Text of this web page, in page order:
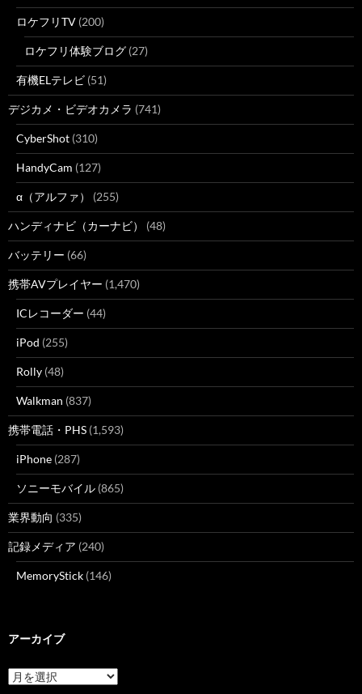
ロケフリTV (200)
ロケフリ体験ブログ (27)
有機ELテレビ (51)
デジカメ・ビデオカメラ (741)
CyberShot (310)
HandyCam (127)
α（アルファ） (255)
ハンディナビ（カーナビ） (48)
バッテリー (66)
携帯AVプレイヤー (1,470)
ICレコーダー (44)
iPod (255)
Rolly (48)
Walkman (837)
携帯電話・PHS (1,593)
iPhone (287)
ソニーモバイル (865)
業界動向 (335)
記録メディア (240)
MemoryStick (146)
アーカイブ
ア
ー